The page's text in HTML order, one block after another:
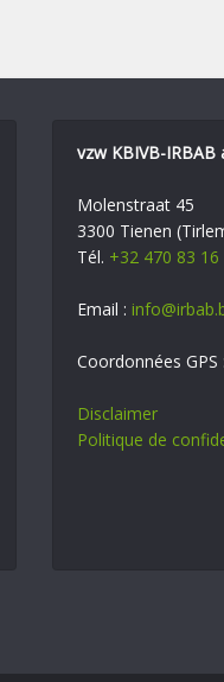
vzw KBIVB-IRBAB
Molenstraat 45
3300 Tienen
Tél. +32 470 83 16
Email :
Coordonnées
Disclaimer
Politique de